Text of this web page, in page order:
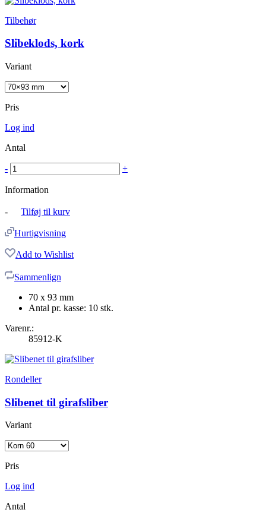
Tilbehør
Slibeklods, kork
Variant
Pris
Log ind
Antal
- +
Information
- Tilføj til kurv
Hurtigvisning
Add to Wishlist
Sammenlign
70 x 93 mm
Antal pr. kasse: 10 stk.
Varenr.:
85912-K
Rondeller
Slibenet til girafsliber
Variant
Pris
Log ind
Antal